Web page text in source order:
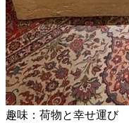
趣味：荷物と幸せ運び